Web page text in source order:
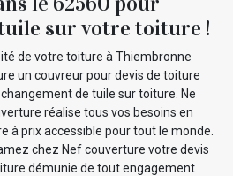
sur votre toiture !
de votre toiture à Thiembronne
un couvreur pour devis de toiture
de tuile sur toiture. Ne
réalise tous vos besoins en
à prix accessible pour tout le monde.
chez Nef couverture votre devis
démunie de tout engagement